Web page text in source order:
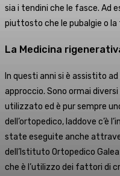
sia i tendini che le fasce. Ad
piuttosto che le pubalgie o
La Medicina
In questi anni si è assistito
approccio. Sono ormai
utilizzato ed è pur sempre
dell’ortopedico, laddove c’è
state eseguite anche
dell’Istituto Ortopedico
che è l’utilizzo dei fattori di